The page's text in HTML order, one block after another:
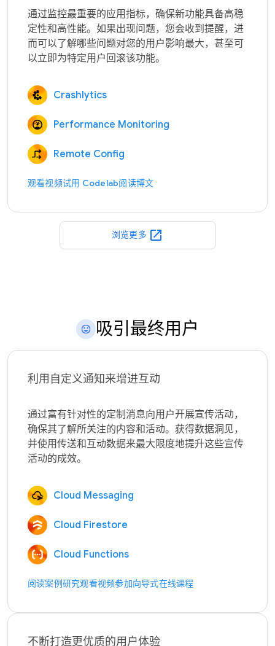
通过监控最重要的应用指标，确保新功能具备高稳
定性和高性能。如果出现问题，您会收到提醒，进
而可以了解哪些问题对您的用户影响最大，甚至可
Crashlytics
Performance Monitoring
Remote Config
观看视频试用 Codelab阅读博文
浏览更多 open_in_new
吸引最终用户
利用自定义通知来增进互动
通过富有针对性的定制消息向用户开展宣传活动，
确保其了解所关注的内容和活动。获得数据洞见，
并使用传送和互动数据来最大限度地提升这些宣传
Cloud Messaging
Cloud Firestore
Cloud Functions
阅读案例研究观看视频参加向导式在线课程
不断打造更优质的用户体验